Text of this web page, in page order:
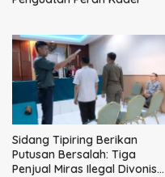
Sidang Tipiring Berikan
Putusan Bersalah: Tiga
Penjual Miras Ilegal Divonis